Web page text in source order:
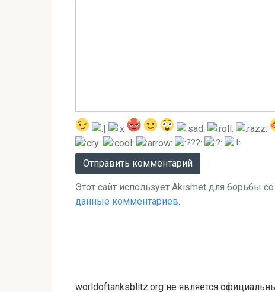
Этот сайт использует Akismet для борьбы
данные комментариев
worldoftanksblitz.org не является